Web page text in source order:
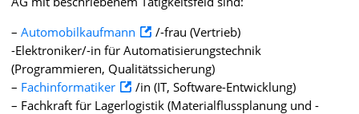
– Automobilkaufmann
/-frau (Vertrieb)
-Elektroniker/-in für Automatisierungstechnik
(Programmieren, Qualitätssicherung)
– Fachinformatiker
/in (IT, Software-Entwicklung)
– Fachkraft für Lagerlogistik (Materialflussplanung und -